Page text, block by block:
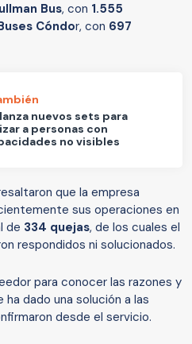
Bus, con 1.555
Cóndor, con 697
lanza nuevos sets para
a personas con
no visibles
que la empresa
sus operaciones en
de 334 quejas, de los cuales el
respondidos ni solucionados.
para conocer las razones y
dado una solución a las
desde el servicio.